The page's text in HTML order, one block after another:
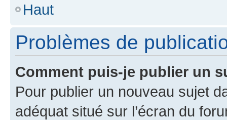
Haut
Problèmes de
Comment puis-je publier un
Pour publier un nouveau sujet
adéquat situé sur l’écran du